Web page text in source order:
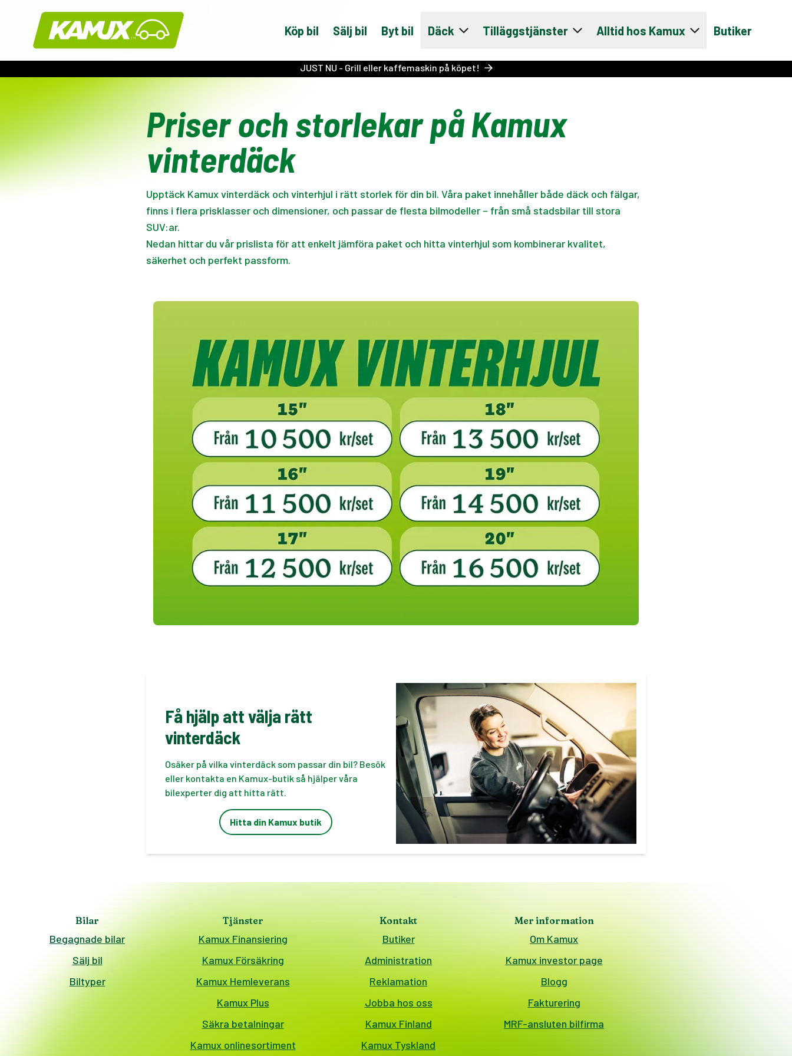
Kamux
Köp bil Sälj bil Byt bil Däck Tilläggstjänster Alltid hos Kamux Butiker
JUST NU - Grill eller kaffemaskin på köpet!
Priser och storlekar på Kamux
vinterdäck
Upptäck Kamux vinterdäck och vinterhjul i rätt storlek för din bil. Våra paket innehåller både däck och fälgar,
finns i flera prisklasser och dimensioner, och passar de flesta bilmodeller – från små stadsbilar till stora
SUV:ar.
Nedan hittar du vår prislista för att enkelt jämföra paket och hitta vinterhjul som kombinerar kvalitet,
säkerhet och perfekt passform.
Få hjälp att välja rätt
vinterdäck
Osäker på vilka vinterdäck som passar din bil? Besök
eller kontakta en Kamux-butik så hjälper våra
bilexperter dig att hitta rätt.
Hitta din Kamux butik
Bilar
Begagnade bilar
Sälj bil
Biltyper
Tjänster
Kamux Finansiering
Kamux Försäkring
Kamux Hemleverans
Kamux Plus
Säkra betalningar
Kamux onlinesortiment
Kontakt
Butiker
Administration
Reklamation
Jobba hos oss
Kamux Finland
Kamux Tyskland
Mer information
Om Kamux
Kamux investor page
Blogg
Fakturering
MRF-ansluten bilfirma